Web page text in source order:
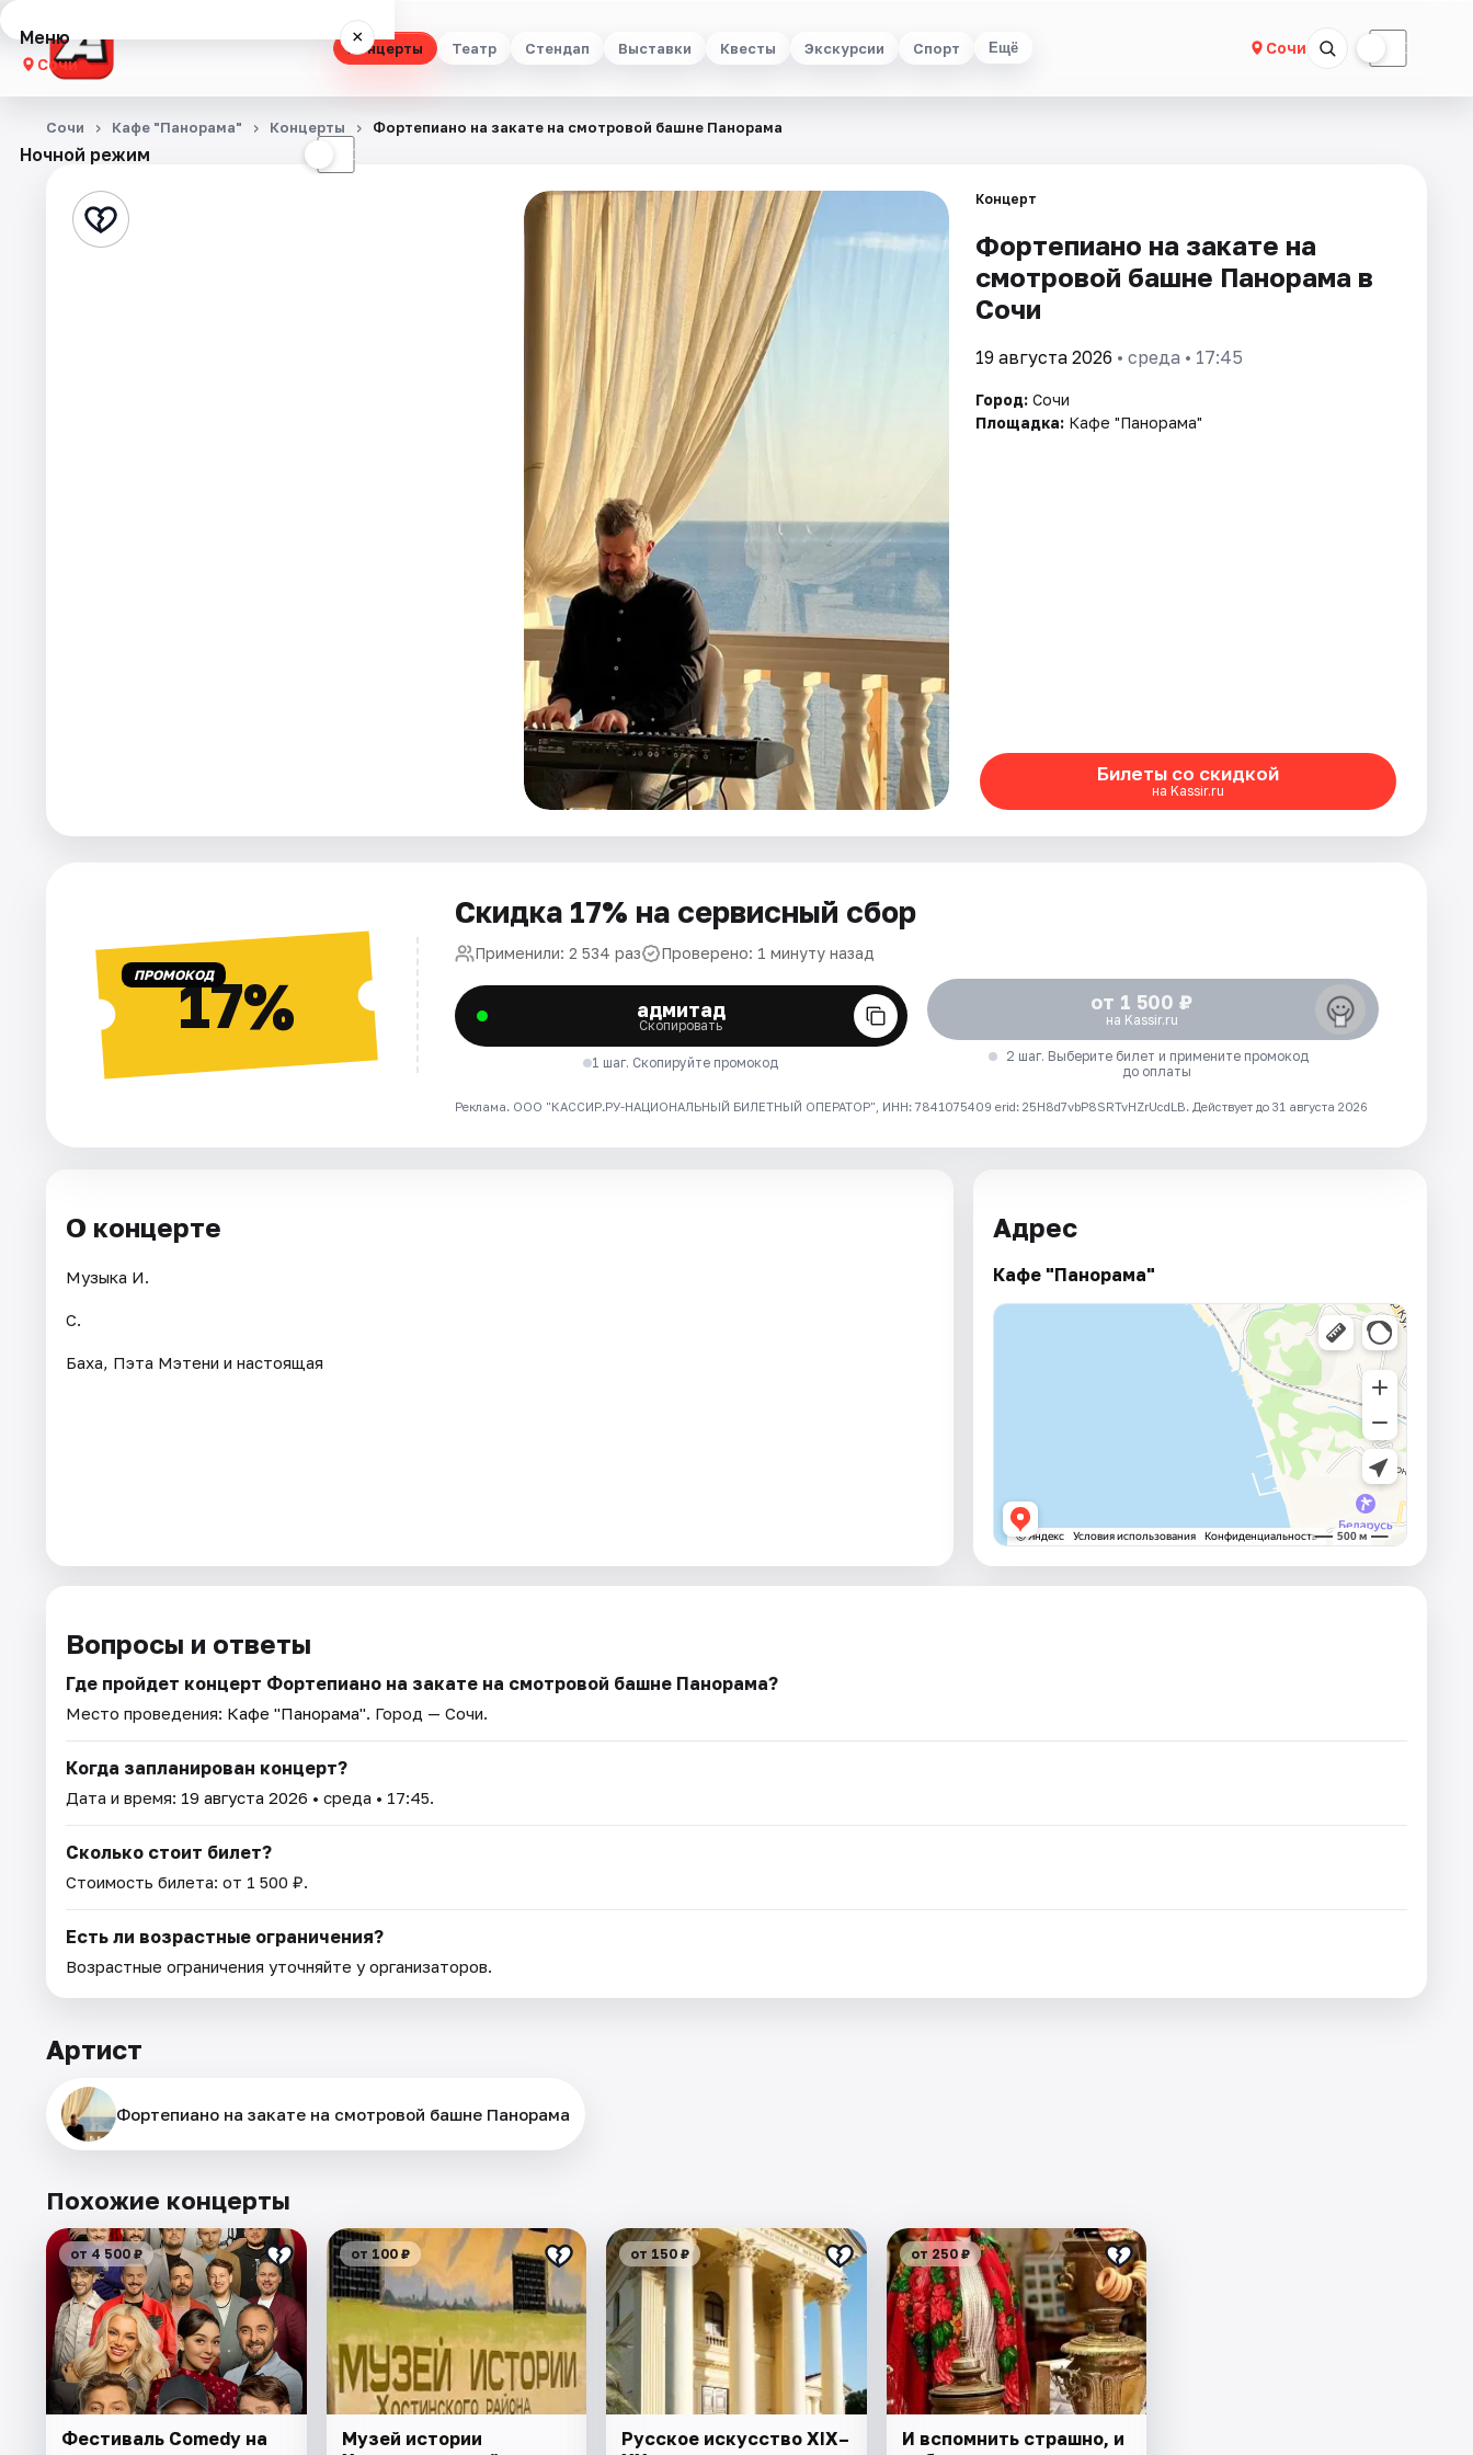
Концерты Театр Стендап Выставки Квесты Экскурсии Спорт Ещё Сочи ☾
Меню ×
Сочи
Концерты
Стендап
Ночной режим ☾
Сочи Кафе "Панорама" Концерты Фортепиано на закате на смотровой башне Панорама
Концерт
Фортепиано на закате на
смотровой башне Панорама в
Сочи
19 августа 2026 • среда • 17:45
Город: Сочи
Площадка: Кафе "Панорама"
Билеты со скидкой
на Kassir.ru
ПРОМОКОД17%
Скидка 17% на сервисный сбор
Применили: 2 534 раз Проверено: 1 минуту назад
адмитад
Скопировать
1 шаг. Скопируйте промокод
от 1 500 ₽
на Kassir.ru
2 шаг. Выберите билет и примените промокод
до оплаты
Реклама. ООО "КАССИР.РУ-НАЦИОНАЛЬНЫЙ БИЛЕТНЫЙ ОПЕРАТОР", ИНН: 7841075409 erid: 25H8d7vbP8SRTvHZrUcdLB. Действует до 31 августа 2026
О концерте
Музыка И.
С.
Баха, Пэта Мэтени и настоящая
Адрес
Кафе "Панорама"
Вопросы и ответы
Где пройдет концерт Фортепиано на закате на смотровой башне Панорама?
Место проведения: Кафе "Панорама". Город — Сочи.
Когда запланирован концерт?
Дата и время: 19 августа 2026 • среда • 17:45.
Сколько стоит билет?
Стоимость билета: от 1 500 ₽.
Есть ли возрастные ограничения?
Возрастные ограничения уточняйте у организаторов.
Артист
Фортепиано на закате на смотровой башне Панорама
Похожие концерты
от 4 500 ₽
Фестиваль Comedy на
от 100 ₽
Музей истории
от 150 ₽
Русское искусство XIX–
от 250 ₽
И вспомнить страшно, и